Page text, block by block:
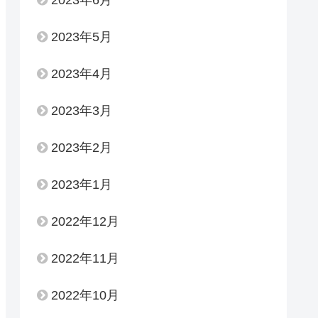
2023年5月
2023年4月
2023年3月
2023年2月
2023年1月
2022年12月
2022年11月
2022年10月